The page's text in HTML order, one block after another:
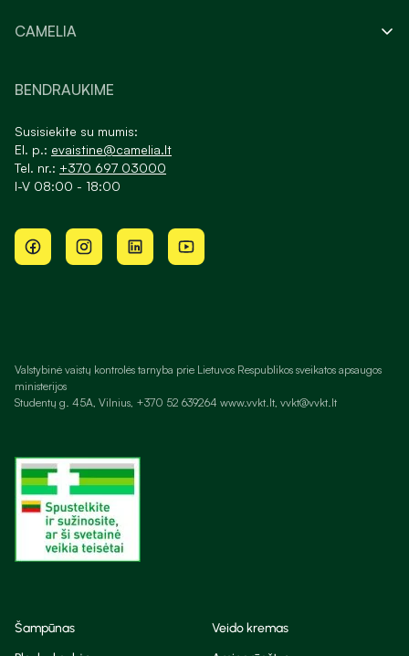
CAMELIA
BENDRAUKIME
Susisiekite su mumis:
El. p.: evaistine@camelia.lt
Tel. nr.: +370 697 03000
I-V 08:00 - 18:00
Valstybinė vaistų kontrolės tarnyba prie Lietuvos Respublikos sveikatos apsaugos
ministerijos
Studentų g. 45A, Vilnius, +370 52 639264 www.vvkt.lt, vvkt@vvkt.lt
Šampūnas
Veido kremas